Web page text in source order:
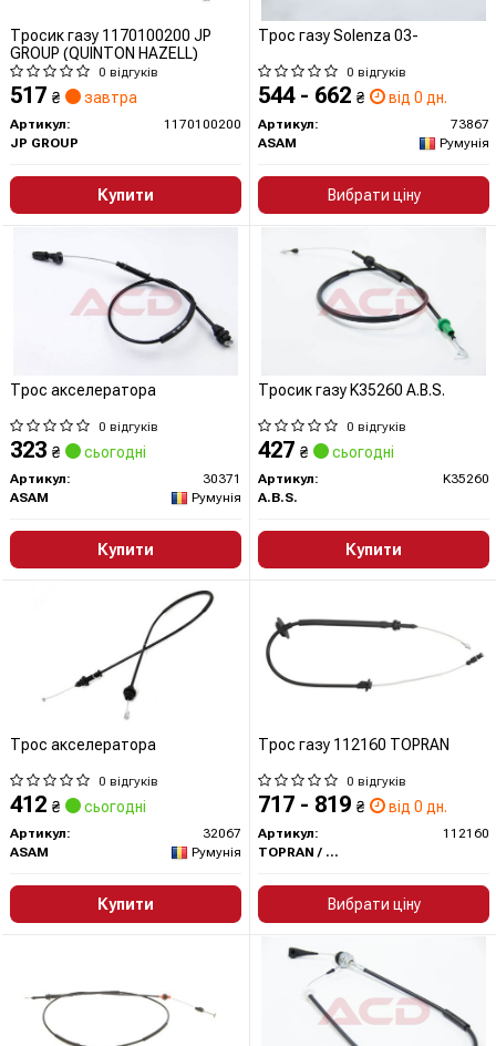
Тросик газу 1170100200 JP
GROUP (QUINTON HAZELL)
0 відгуків
517 ₴ завтра
Артикул:
1170100200
JP GROUP
Купити
Трос газу Solenza 03-
0 відгуків
544 - 662 ₴ від 0 дн.
Артикул:
73867
ASAM
Румунія
Вибрати ціну
Трос акселератора
0 відгуків
323 ₴ сьогодні
Артикул:
30371
ASAM
Румунія
Купити
Тросик газу K35260 A.B.S.
0 відгуків
427 ₴ сьогодні
Артикул:
K35260
A.B.S.
Купити
Трос акселератора
0 відгуків
412 ₴ сьогодні
Артикул:
32067
ASAM
Румунія
Купити
Трос газу 112160 TOPRAN
0 відгуків
717 - 819 ₴ від 0 дн.
Артикул:
112160
TOPRAN / HANS PRIES
Вибрати ціну